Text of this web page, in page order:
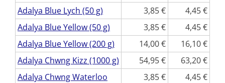
Adalya Blue Lych (50 g)
3,85
4,45
Adalya Blue Yellow (50 g)
3,85
4,45
Adalya Blue Yellow (200 g)
14,00
16,10
Adalya Chwng Kizz (1000 g)
54,95
63,20
Adalya Chwng Waterloo
3,85 4,45